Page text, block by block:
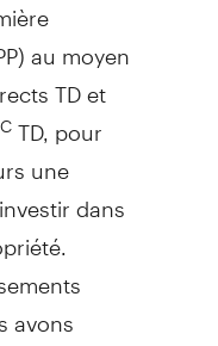
au moyen
TD et
TD, pour
une
dans
avons